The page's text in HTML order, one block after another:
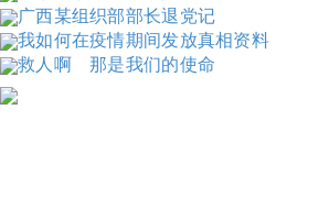
广西某组织部部长退党记
我如何在疫情期间发放真相资料
救人啊 那是我们的使命